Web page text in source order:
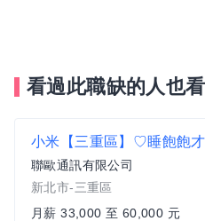
看過此職缺的人也
聯歐通訊有限公司
新北市-三重區
月薪 33,000 至 60,000 元